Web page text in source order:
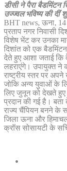
डीसी ने पैरा बैडमिंटन
उज्ज्वल भविष्य की दीं
BHT news, ऊना, 14
प्रताप नगर निवासी
विशेष भेंट कर उनका
दिशांत को एक
देते हुए आशा जताई कि
लहराएंगे। उपायुक्त ने
राष्ट्रीय स्तर पर
जोकि अन्य युवाओं के
लिए जुनून को देखते हुए
प्रदान की गई है।
राज्य चैंपियन बनने के
जिला ऊना और
क्रॉस सोसायटी के